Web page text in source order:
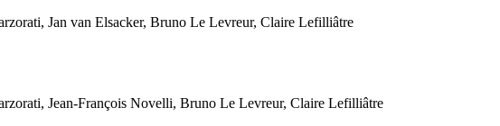
Jan van Elsacker, Bruno Le Levreur, Claire Lefilliâtre
Jean-François Novelli, Bruno Le Levreur, Claire Lefilliâtre